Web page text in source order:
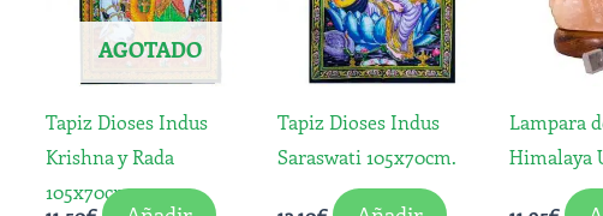
AGOTADO
Tapiz Dioses Indus
Krishna y Rada
105x70cm.
Tapiz Dioses Indus
Saraswati 105x70cm.
Lampara
Himalaya